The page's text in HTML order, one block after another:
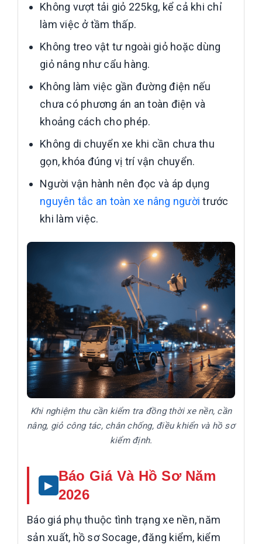
Không vượt tải giỏ 225kg, kể cả khi chỉ
làm việc ở tầm thấp.
Không treo vật tư ngoài giỏ hoặc dùng
giỏ nâng như cẩu hàng.
Không làm việc gần đường điện nếu
chưa có phương án an toàn điện và
khoảng cách cho phép.
Không di chuyển xe khi cần chưa thu
gọn, khóa đúng vị trí vận chuyển.
Người vận hành nên đọc và áp dụng
nguyên tắc an toàn xe nâng người trước
khi làm việc.
Khi nghiệm thu cần kiểm tra đồng thời xe nền, cần
nâng, giỏ công tác, chân chống, điều khiển và hồ sơ
kiểm định.
Báo Giá Và Hồ Sơ Năm
2026
Báo giá phụ thuộc tình trạng xe nền, năm
sản xuất, hồ sơ Socage, đăng kiểm, kiểm